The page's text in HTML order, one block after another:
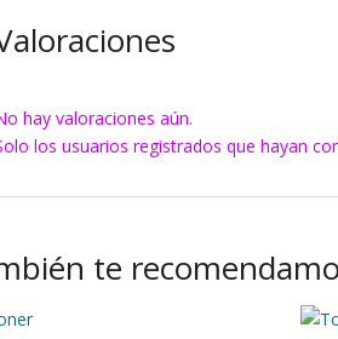
hay valoraciones aún.
los usuarios registrados que hayan
te